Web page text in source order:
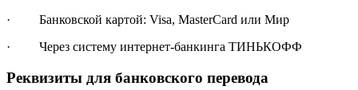
· Банковской картой: Visa, MasterCard или Мир
· Через систему интернет-банкинга ТИНЬКОФФ
Реквизиты для банковского перевода